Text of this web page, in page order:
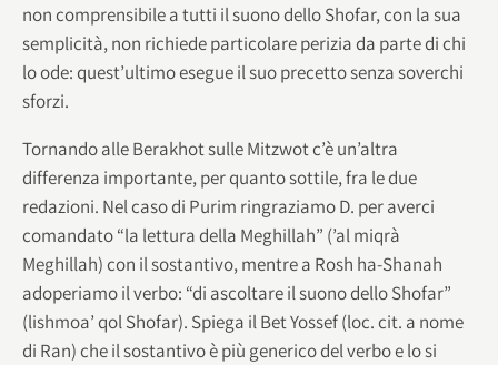
non comprensibile a tutti il suono dello Shofar, con la sua
semplicità, non richiede particolare perizia da parte di chi
lo ode: quest’ultimo esegue il suo precetto senza soverchi
sforzi.
Tornando alle Berakhot sulle Mitzwot c’è un’altra
differenza importante, per quanto sottile, fra le due
redazioni. Nel caso di Purim ringraziamo D. per averci
comandato “la lettura della Meghillah” (’al miqrà
Meghillah) con il sostantivo, mentre a Rosh ha-Shanah
adoperiamo il verbo: “di ascoltare il suono dello Shofar”
(lishmoa’ qol Shofar). Spiega il Bet Yossef (loc. cit. a nome
di Ran) che il sostantivo è più generico del verbo e lo si